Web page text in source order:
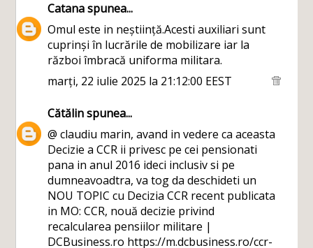
Catanaspunea...
Omul este in neștiință.Acesti auxiliari sunt
cuprinși în lucrările de mobilizare iar la
război îmbracă uniforma militara.
marți, 22 iulie 2025 la 21:12:00 EEST
Cătălinspunea...
@ claudiu marin, avand in vedere ca aceasta
Decizie a CCR ii privesc pe cei pensionati
pana in anul 2016 ideci inclusiv si pe
dumneavoadtra, va tog da deschideti un
NOU TOPIC cu Decizia CCR recent publicata
in MO: CCR, nouă decizie privind
recalcularea pensiilor militare |
DCBusiness.ro https://m.dcbusiness.ro/ccr-